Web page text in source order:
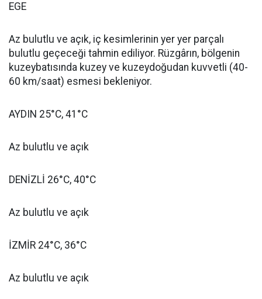
EGE
Az bulutlu ve açık, iç kesimlerinin yer yer parçalı
bulutlu geçeceği tahmin ediliyor. Rüzgârın, bölgenin
kuzeybatısında kuzey ve kuzeydoğudan kuvvetli (40-
60 km/saat) esmesi bekleniyor.
AYDIN 25°C, 41°C
Az bulutlu ve açık
DENİZLİ 26°C, 40°C
Az bulutlu ve açık
İZMİR 24°C, 36°C
Az bulutlu ve açık